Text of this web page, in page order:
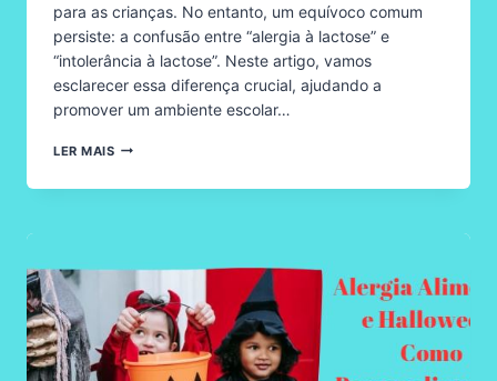
para as crianças. No entanto, um equívoco comum
persiste: a confusão entre “alergia à lactose” e
“intolerância à lactose”. Neste artigo, vamos
esclarecer essa diferença crucial, ajudando a
promover um ambiente escolar…
LER MAISALERGIA
ALERGIA
À
LACTOSE
E
INTOLERÂNCIA